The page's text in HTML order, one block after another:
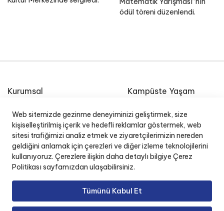
Web sitemizde gezinme deneyiminizi geliştirmek, size
kişiselleştirilmiş içerik ve hedefli reklamlar göstermek, web
sitesi trafiğimizi analiz etmek ve ziyaretçilerimizin nereden
geldiğini anlamak için çerezleri ve diğer izleme teknolojilerini
kullanıyoruz. Çerezlere ilişkin daha detaylı bilgiye Çerez
Politikası sayfamızdan ulaşabilirsiniz.
Tümünü Kabul Et
ödül töreni düzenlendi.
Kurumsal
E-Posta
Kampüste Yaşam
Radyosu
İnsan Kaynakları
Okul Yönetim Sistemi